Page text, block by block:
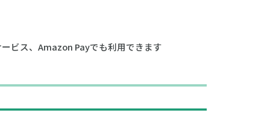
ビス、Amazon Payでも利用できます